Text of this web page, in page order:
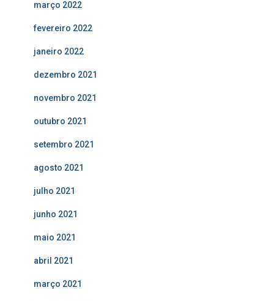
março 2022
fevereiro 2022
janeiro 2022
dezembro 2021
novembro 2021
outubro 2021
setembro 2021
agosto 2021
julho 2021
junho 2021
maio 2021
abril 2021
março 2021